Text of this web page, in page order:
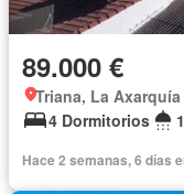
89.000 €
Triana, La Axarquía
4 Dormitorios
Hace 2 semanas, 6 días